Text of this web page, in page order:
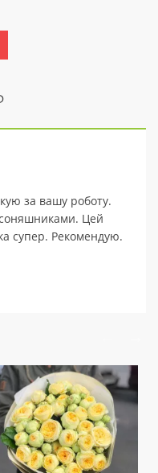
за вашу роботу.
Цей
супер. Рекомендую.